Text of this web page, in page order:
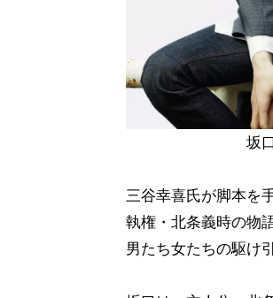
坂
三谷幸喜氏が脚本を
執権・北条義時の物
男たち女たちの駆け